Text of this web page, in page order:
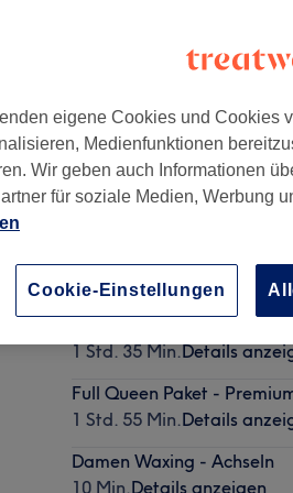
1 Std. 15 Min.Details
Silk Body Paket (4 Zonen)
1 Std. 35 Min.Details
Full Queen Paket -
1 Std. 55 Min.Details
Damen Waxing - Achseln
10 Min.Details anzeigen
eigene Cookies und Cookies
Medienfunktionen
Wir geben auch Informationen
für soziale Medien, Werbung
Cookie-Einstellungen